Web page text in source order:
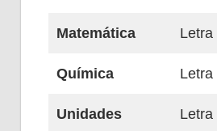
Matemática Letra
Química Letra
Unidades Letra